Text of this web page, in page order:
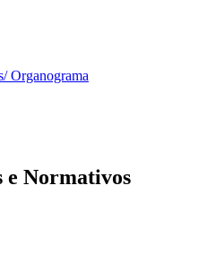
Organograma
e Normativos